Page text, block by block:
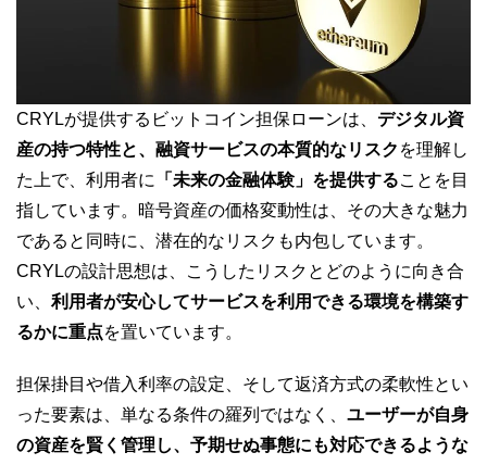
CRYLが提供するビットコイン担保ローンは、 デジタル資
産の持つ特性と、融資サービスの本質的なリスク を理解し
た上で、利用者に
「未来の金融体験」を提供することを目
指しています。暗号資産の価格変動性は、その大きな魅力
であると同時に、潜在的なリスクも内包しています。
CRYLの設計思想は、こうしたリスクとどのように向き合
い、 利用者が安心してサービスを利用できる環境を構築す
るかに重点を置いています。
担保掛目や借入利率の設定、そして返済方式の柔軟性とい
った要素は、単なる条件の羅列ではなく、 ユーザーが自身
の資産を賢く管理し、予期せぬ事態にも対応できるような